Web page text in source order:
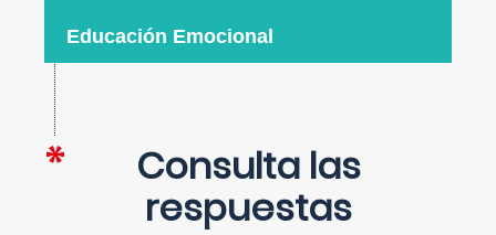
Educación Emocional
Consulta las
respuestas